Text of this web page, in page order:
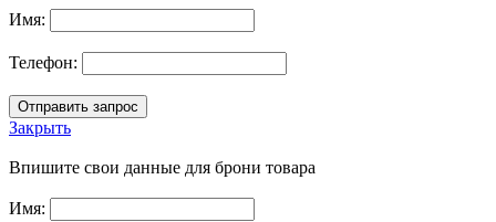
Имя:
Телефон:
Закрыть
Впишите свои данные для брони товара
Имя: